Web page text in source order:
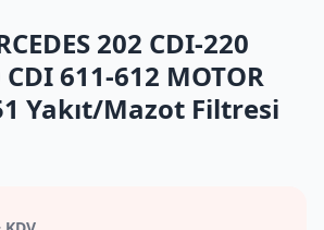
202 CDI-220
611-612 MOTOR
Yakıt/Mazot Filtresi